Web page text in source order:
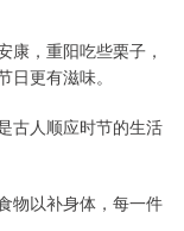
康，重阳吃些栗子，
更有滋味。
古人顺应时节的生活
物以补身体，每一件